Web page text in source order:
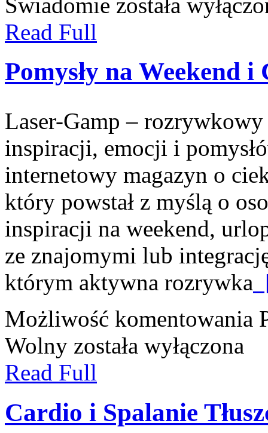
Read Full
Pomysły na Weekend i
Laser-Gamp –
inspiracji, emocji i
internetowy magazyn o
który powstał z myślą o
inspiracji na weekend,
ze znajomymi lub
którym aktywna rozrywka
Możliwość komentowania
Wolny została wyłączona
Read Full
Cardio i Spalanie